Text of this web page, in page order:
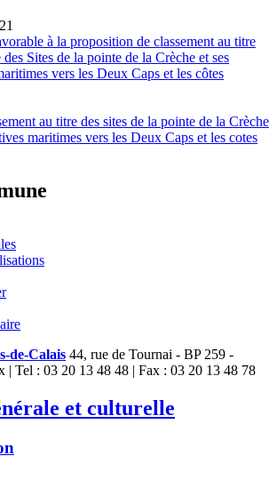
à la proposition de classement au titre
Sites de la pointe de la Crèche et ses
vers les Deux Caps et les côtes
au titre des sites de la pointe de la Crèche
maritimes vers les Deux Caps et les cotes
de-Calais 44, rue de Tournai - BP 259 -
Tel : 03 20 13 48 48 | Fax : 03 20 13 48 78
et culturelle